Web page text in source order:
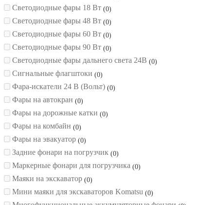
Светодиодные фары 18 Вт 0
Светодиодные фары 48 Вт 0
Светодиодные фары 60 Вт 0
Светодиодные фары 90 Вт 0
Светодиодные фары дальнего света 24В 0
Сигнальные флагштоки 0
Фара-искатели 24 В (Вольт) 0
Фары на автокран 0
Фары на дорожные катки 0
Фары на комбайн 0
Фары на эвакуатор 0
Задние фонари на погрузчик 0
Маркерные фонари для погрузчика 0
Маяки на экскаватор 0
Мини маяки для экскаваторов Komatsu 0